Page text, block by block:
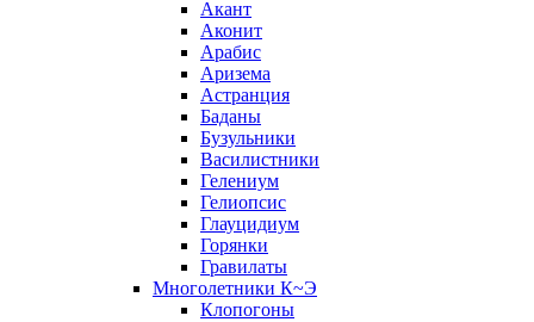
Акант
Аконит
Арабис
Аризема
Астранция
Баданы
Бузульники
Василистники
Гелениум
Гелиопсис
Глауцидиум
Горянки
Гравилаты
Многолетники К~Э
Клопогоны